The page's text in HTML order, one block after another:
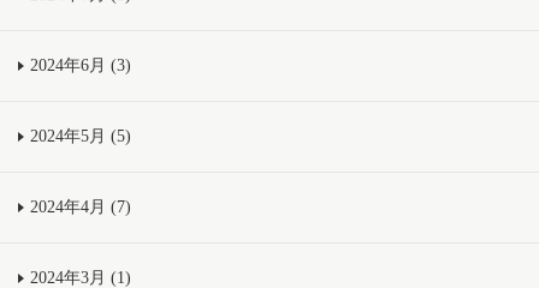
2024年6月 (3)
2024年5月 (5)
2024年4月 (7)
2024年3月 (1)